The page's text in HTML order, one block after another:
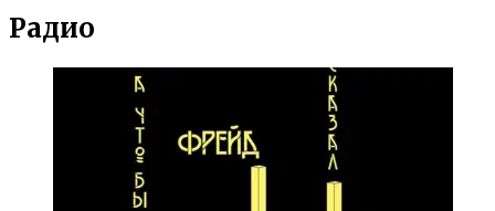
Радио